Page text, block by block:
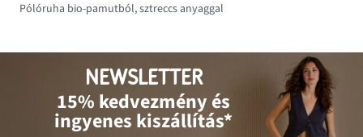
Pólóruha bio-pamutból, sztreccs anyaggal
NEWSLETTER
15% kedvezmény és
ingyenes kiszállítás*